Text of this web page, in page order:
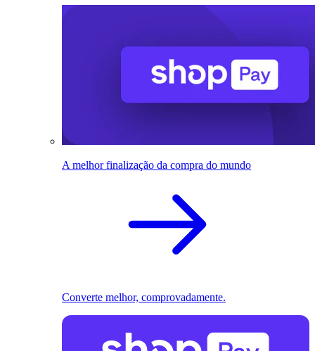
A melhor finalização da compra do mundo
Converte melhor, comprovadamente.